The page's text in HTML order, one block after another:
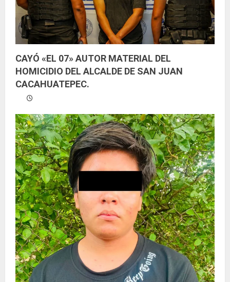
o
CAYÓ «EL 07» AUTOR MATERIAL DEL
HOMICIDIO DEL ALCALDE DE SAN JUAN
CACAHUATEPEC.